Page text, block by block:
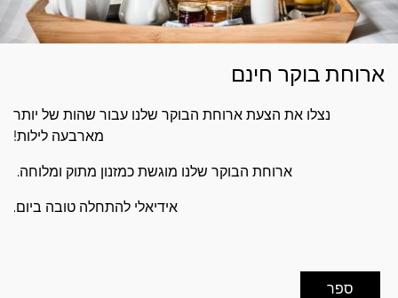
ארוחת בוקר חינם
נצלו את הצעת ארוחת הבוקר שלנו עבור שהות של יותר
מארבעה לילות!
ארוחת הבוקר שלנו מוגשת כמזנון מתוק ומלוחה.
אידיאלי להתחלה טובה ביום.
ספר